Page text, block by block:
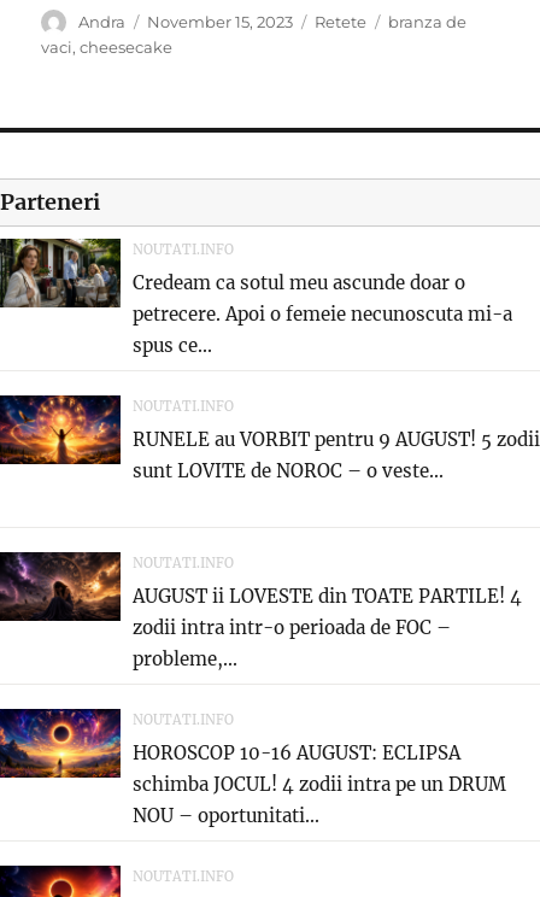
Author
Andra
Posted
on
November 15, 2023 Categories
Retete Tags
branza de
vaci,cheesecake
Parteneri
NOUTATI.INFO
Credeam ca sotul meu ascunde doar o
petrecere. Apoi o femeie necunoscuta mi-a
spus ce...
NOUTATI.INFO
RUNELE au VORBIT pentru 9 AUGUST! 5 zodii
sunt LOVITE de NOROC – o veste...
NOUTATI.INFO
AUGUST ii LOVESTE din TOATE PARTILE! 4
zodii intra intr-o perioada de FOC –
probleme,...
NOUTATI.INFO
HOROSCOP 10-16 AUGUST: ECLIPSA
schimba JOCUL! 4 zodii intra pe un DRUM
NOU – oportunitati...
NOUTATI.INFO